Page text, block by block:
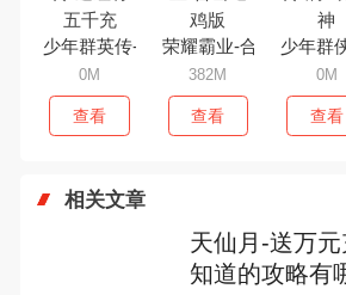
少年群英传-送红将五千充
0M
查看
荣耀霸业-合击吃鸡版
382M
查看
少年群
0M
查看
相关文章
天仙月-送万
知道的攻略有